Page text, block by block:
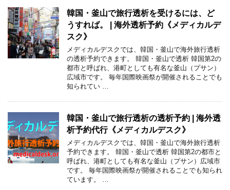
韓国・釜山で旅行透析を受けるには、ど
うすれば。 | 海外透析予約《メディカルデ
スク》
メディカルデスクでは、韓国・釜山で海外旅行透析
の透析予約できます。 韓国・釜山で透析 韓国第2の
都市と呼ばれ、港町としても有名な釜山（プサン）
広域市です。 毎年国際映画祭が開催されることでも
知られてい …
韓国・釜山で旅行透析の透析予約 | 海外透
析予約代行《メディカルデスク》
メディカルデスクでは、韓国・釜山で海外旅行透析
予約できます。 韓国・釜山で透析 韓国第2の都市と
呼ばれ、港町としても有名な釜山（プサン）広域市
です。 毎年国際映画祭が開催されることでも知られ
ています。 …